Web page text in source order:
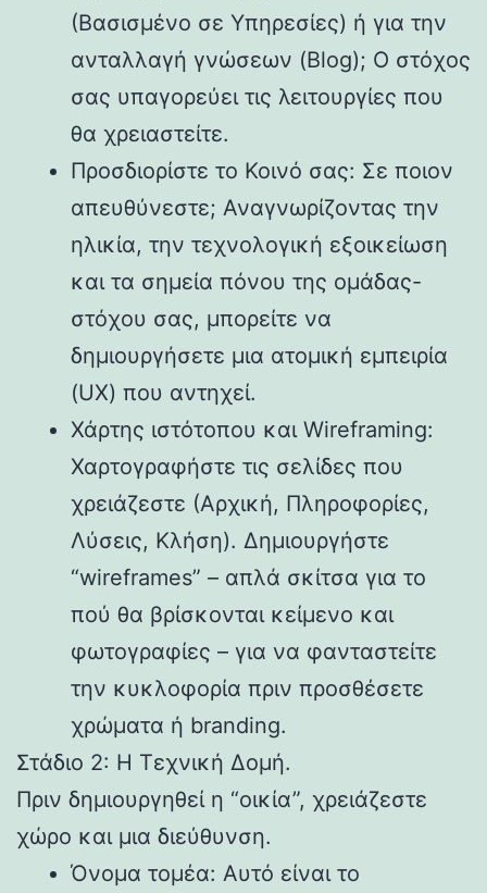
(Βασισμένο σε Υπηρεσίες) ή για την
ανταλλαγή γνώσεων (Blog); Ο στόχος
σας υπαγορεύει τις λειτουργίες που
θα χρειαστείτε.
Προσδιορίστε το Κοινό σας: Σε ποιον
απευθύνεστε; Αναγνωρίζοντας την
ηλικία, την τεχνολογική εξοικείωση
και τα σημεία πόνου της ομάδας-
στόχου σας, μπορείτε να
δημιουργήσετε μια ατομική εμπειρία
(UX) που αντηχεί.
Χάρτης ιστότοπου και Wireframing:
Χαρτογραφήστε τις σελίδες που
χρειάζεστε (Αρχική, Πληροφορίες,
Λύσεις, Κλήση). Δημιουργήστε
“wireframes” – απλά σκίτσα για το
πού θα βρίσκονται κείμενο και
φωτογραφίες – για να φανταστείτε
την κυκλοφορία πριν προσθέσετε
χρώματα ή branding.
Στάδιο 2: Η Τεχνική Δομή.
Πριν δημιουργηθεί η “οικία”, χρειάζεστε
χώρο και μια διεύθυνση.
Όνομα τομέα: Αυτό είναι το